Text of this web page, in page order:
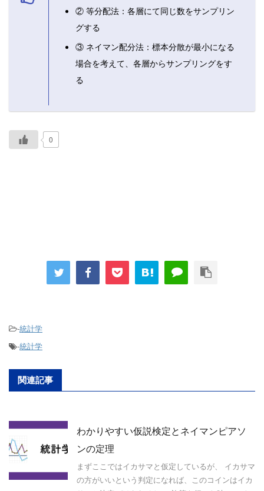
② 等分配法：各層にて同じ数をサンプリン
グする
③ ネイマン配分法：標本分散が最小になる
場合を考えて、各層からサンプリングをす
る
0
-統計学
-統計学
関連記事
わかりやすい仮説検定とネイマンピアソ
ンの定理
まずここではイカサマと仮定しているが、 イカサマ
の方がいいという判定になれば、このコインはイカ